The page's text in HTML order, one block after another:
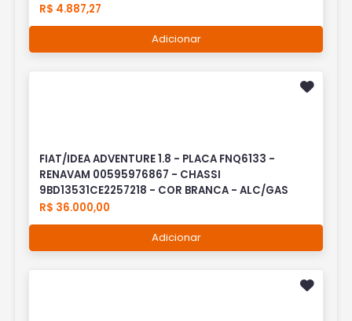
R$ 4.887,27
Adicionar
FIAT/IDEA ADVENTURE 1.8 - PLACA FNQ6133 -
RENAVAM 00595976867 - CHASSI
9BD13531CE2257218 - COR BRANCA - ALC/GAS
R$ 36.000,00
Adicionar